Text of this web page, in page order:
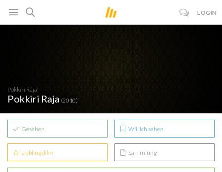
LOGIN
Pokkiri Raja
Pokkiri Raja (2010)
Gesehen Will ich sehen
Lieblingsfilm Sammlung